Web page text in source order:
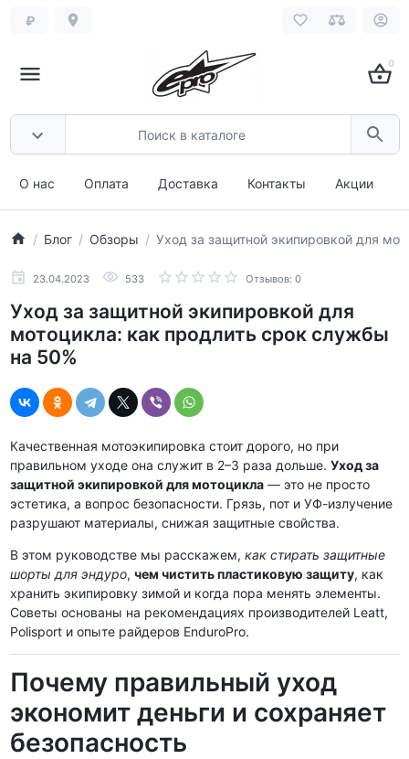
₽
0
О нас Оплата Доставка Контакты Акции
Блог Обзоры Уход за защитной экипировкой для
23.04.2023 533 Отзывов: 0
Уход за защитной экипировкой для
мотоцикла: как продлить срок службы
на 50%
Качественная мотоэкипировка стоит дорого, но при
правильном уходе она служит в 2–3 раза дольше. Уход за
защитной экипировкой для мотоцикла— это не просто
эстетика, а вопрос безопасности. Грязь, пот и УФ-излучение
разрушают материалы, снижая защитные свойства.
В этом руководстве мы расскажем, как стирать защитные
шорты для эндуро, чем чистить пластиковую защиту, как
хранить экипировку зимой и когда пора менять элементы.
Советы основаны на рекомендациях производителей Leatt,
Polisport и опыте райдеров EnduroPro.
Почему правильный уход
экономит деньги и сохраняет
безопасность